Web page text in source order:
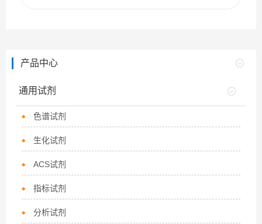
产品中心
通用试剂
色谱试剂
生化试剂
ACS试剂
指标试剂
分析试剂